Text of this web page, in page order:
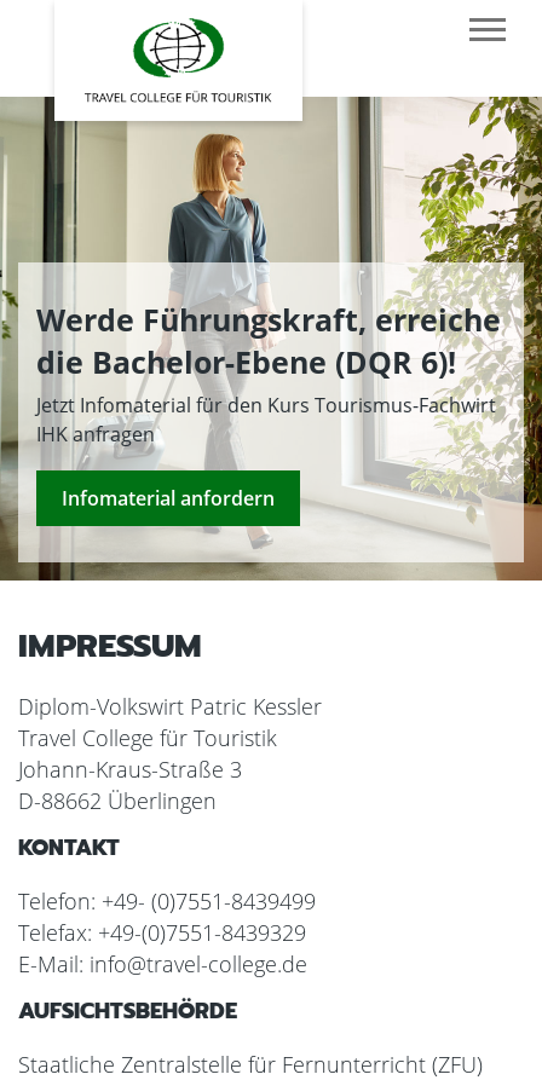
Werde Führungskraft, erreiche
die Bachelor-Ebene (DQR 6)!
Jetzt Infomaterial für den Kurs Tourismus-Fachwirt
IHK anfragen
Infomaterial anfordern
IMPRESSUM
Diplom-Volkswirt Patric Kessler
Travel College für Touristik
Johann-Kraus-Straße 3
D-88662 Überlingen
KONTAKT
Telefon: +49- (0)7551-8439499
Telefax: +49-(0)7551-8439329
E-Mail: info@travel-college.de
AUFSICHTSBEHÖRDE
Staatliche Zentralstelle für Fernunterricht (ZFU)